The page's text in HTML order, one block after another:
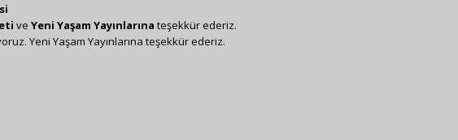
ve Yeni Yaşam Yayınlarına teşekkür ederiz.
Yeni Yaşam Yayınlarına teşekkür ederiz.